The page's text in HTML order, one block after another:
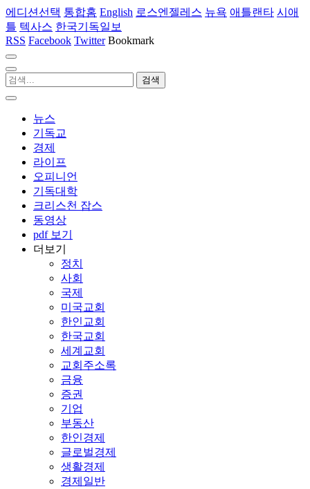
에디션선택 통합홈 English 로스엔젤레스 뉴욕 애틀랜타 시애
틀 텍사스 한국기독일보
RSS Facebook Twitter Bookmark
뉴스
기독교
경제
라이프
오피니언
기독대학
크리스천 잡스
동영상
pdf 보기
더보기
정치
사회
국제
미국교회
한인교회
한국교회
세계교회
교회주소록
금융
증권
기업
부동산
한인경제
글로벌경제
생활경제
경제일반